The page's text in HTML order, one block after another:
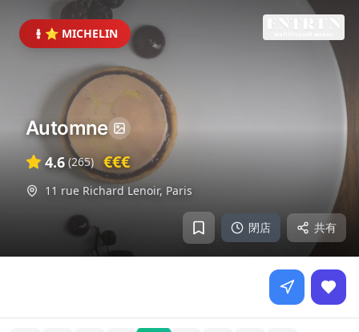
⭐ MICHELIN
閉店 共有
Automne
4.6 (265) €€€
11 rue Richard Lenoir, Paris